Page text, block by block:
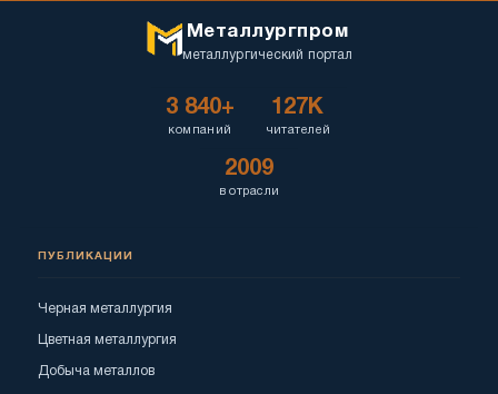
Металлургпром
металлургический портал
3 840+
компаний
127K
читателей
2009
в отрасли
ПУБЛИКАЦИИ
Черная металлургия
Цветная металлургия
Добыча металлов